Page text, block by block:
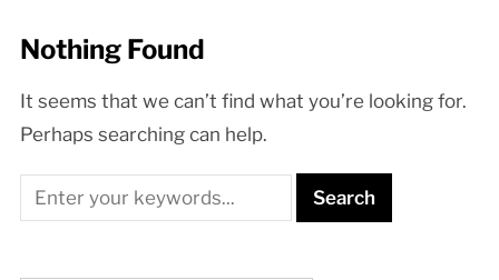
Nothing Found
It seems that we can’t find what you’re looking for.
Perhaps searching can help.